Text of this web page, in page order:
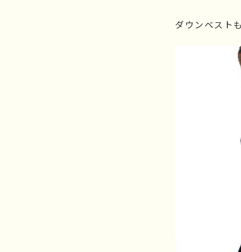
ダウンベスト